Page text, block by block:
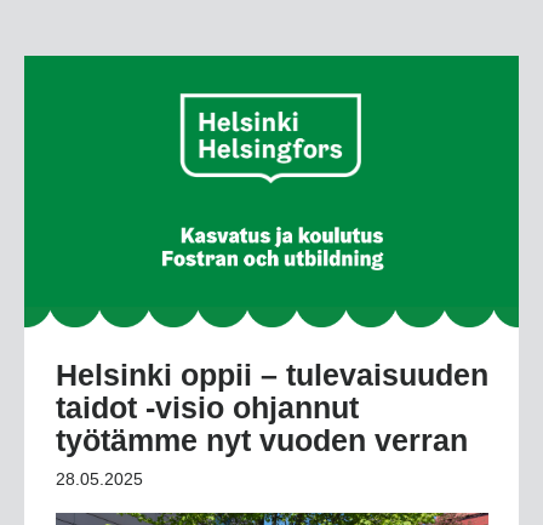
Helsinki oppii – tulevaisuuden
taidot -visio ohjannut
työtämme nyt vuoden verran
28.05.2025